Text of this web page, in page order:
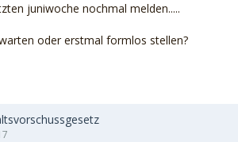
juniwoche nochmal melden.....
oder erstmal formlos stellen?